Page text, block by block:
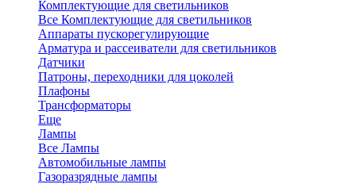
Комплектующие для светильников
Все Комплектующие для светильников
Аппараты пускорегулирующие
Арматура и рассеиватели для светильников
Датчики
Патроны, переходники для цоколей
Плафоны
Трансформаторы
Еще
Лампы
Все Лампы
Автомобильные лампы
Газоразрядные лампы